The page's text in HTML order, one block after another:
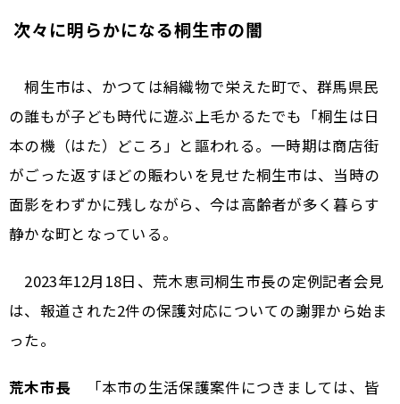
次々に明らかになる桐生市の闇
桐生市は、かつては絹織物で栄えた町で、群馬県民
の誰もが子ども時代に遊ぶ上毛かるたでも「桐生は日
本の機（はた）どころ」と謳われる。一時期は商店街
がごった返すほどの賑わいを見せた桐生市は、当時の
面影をわずかに残しながら、今は高齢者が多く暮らす
静かな町となっている。
2023年12月18日、荒木恵司桐生市長の定例記者会見
は、報道された2件の保護対応についての謝罪から始ま
った。
荒木市長 「本市の生活保護案件につきましては、皆